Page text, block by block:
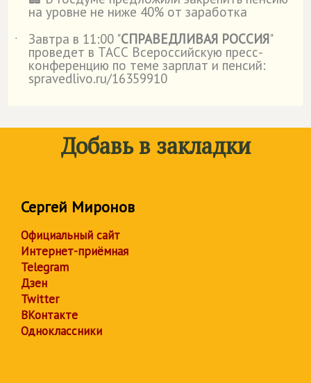
на уровне не ниже 40% от заработка
˙
Завтра в 11:00 "СПРАВЕДЛИВАЯ РОССИЯ"
проведет в ТАСС Всероссийскую пресс-
конференцию по теме зарплат и пенсий:
spravedlivo.ru/16359910
Добавь в закладки
Сергей Миронов
Официальный сайт
Интернет-приёмная
Telegram
Дзен
Twitter
ВКонтакте
Одноклассники